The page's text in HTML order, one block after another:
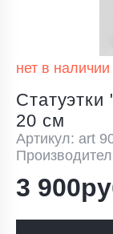
нет в наличии
20 см
Артикул: art
3